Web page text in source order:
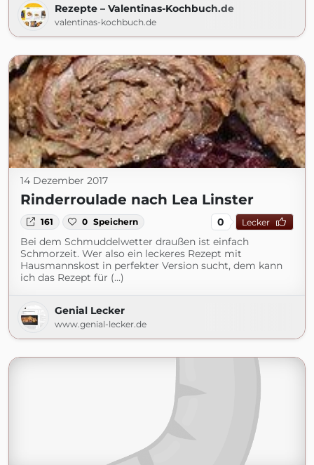
Rezepte – Valentinas-Kochbuch.de
valentinas-kochbuch.de
14 Dezember 2017
Rinderroulade nach Lea Linster
161 0 Speichern 0 Lecker
Bei dem Schmuddelwetter draußen ist einfach
Schmorzeit. Wer also ein leckeres Rezept mit
Hausmannskost in perfekter Version sucht, dem kann
ich das Rezept für (...)
Genial Lecker
www.genial-lecker.de